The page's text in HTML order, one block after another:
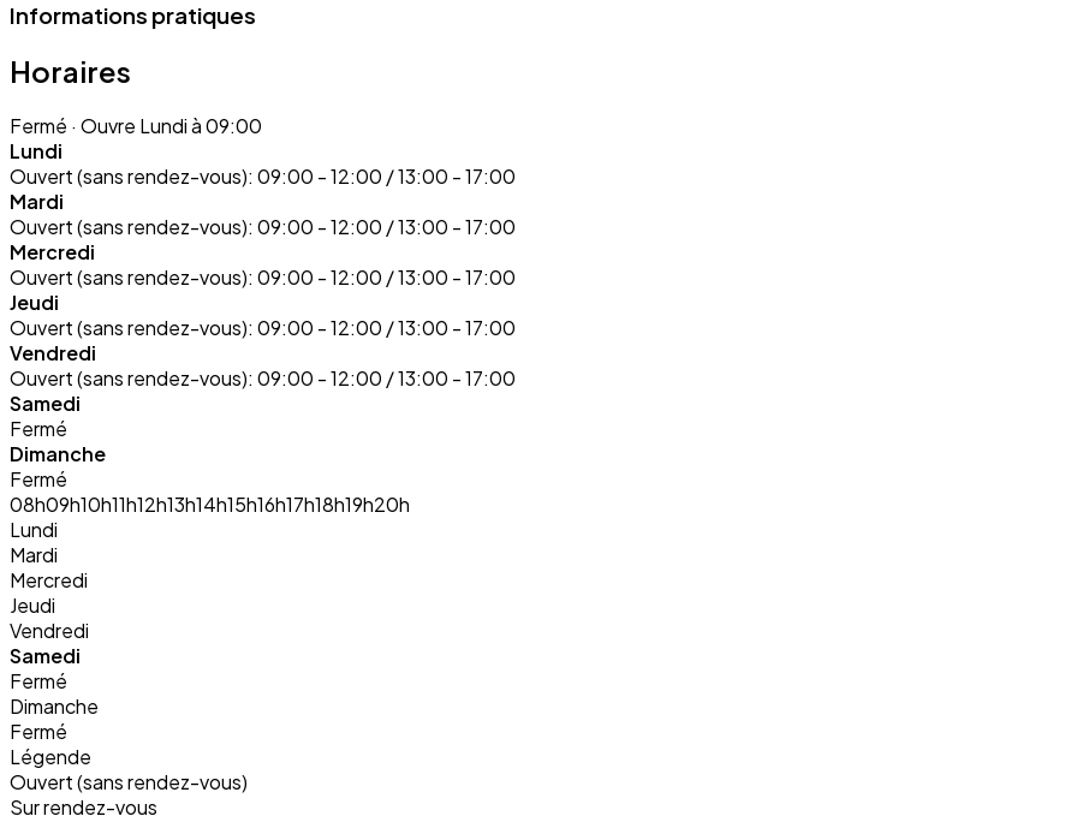
Informations pratiques
Horaires
Fermé · Ouvre Lundi à 09:00
Lundi
Ouvert (sans rendez-vous): 09:00 - 12:00 / 13:00 - 17:00
Mardi
Ouvert (sans rendez-vous): 09:00 - 12:00 / 13:00 - 17:00
Mercredi
Ouvert (sans rendez-vous): 09:00 - 12:00 / 13:00 - 17:00
Jeudi
Ouvert (sans rendez-vous): 09:00 - 12:00 / 13:00 - 17:00
Vendredi
Ouvert (sans rendez-vous): 09:00 - 12:00 / 13:00 - 17:00
Samedi
Fermé
Dimanche
Fermé
08h09h10h11h12h13h14h15h16h17h18h19h20h
Lundi
Mardi
Mercredi
Jeudi
Vendredi
Samedi
Fermé
Dimanche
Fermé
Légende
Ouvert (sans rendez-vous)
Sur rendez-vous